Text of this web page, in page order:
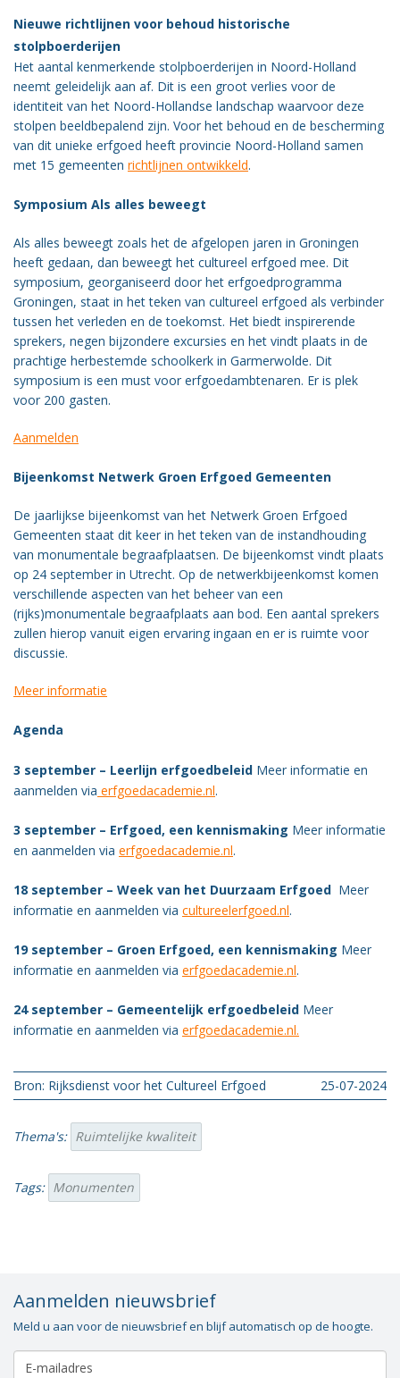
Nieuwe richtlijnen voor behoud historische
stolpboerderijen
Het aantal kenmerkende stolpboerderijen in Noord-Holland
neemt geleidelijk aan af. Dit is een groot verlies voor de
identiteit van het Noord-Hollandse landschap waarvoor deze
stolpen beeldbepalend zijn. Voor het behoud en de bescherming
van dit unieke erfgoed heeft provincie Noord-Holland samen
met 15 gemeenten richtlijnen ontwikkeld.
Symposium Als alles beweegt
Als alles beweegt zoals het de afgelopen jaren in Groningen
heeft gedaan, dan beweegt het cultureel erfgoed mee. Dit
symposium, georganiseerd door het erfgoedprogramma
Groningen, staat in het teken van cultureel erfgoed als verbinder
tussen het verleden en de toekomst. Het biedt inspirerende
sprekers, negen bijzondere excursies en het vindt plaats in de
prachtige herbestemde schoolkerk in Garmerwolde. Dit
symposium is een must voor erfgoedambtenaren. Er is plek
voor 200 gasten.
Aanmelden
Bijeenkomst Netwerk Groen Erfgoed Gemeenten
De jaarlijkse bijeenkomst van het Netwerk Groen Erfgoed
Gemeenten staat dit keer in het teken van de instandhouding
van monumentale begraafplaatsen. De bijeenkomst vindt plaats
op 24 september in Utrecht. Op de netwerkbijeenkomst komen
verschillende aspecten van het beheer van een
(rijks)monumentale begraafplaats aan bod. Een aantal sprekers
zullen hierop vanuit eigen ervaring ingaan en er is ruimte voor
discussie.
Meer informatie
Agenda
3 september – Leerlijn erfgoedbeleid Meer informatie en
aanmelden via erfgoedacademie.nl.
3 september – Erfgoed, een kennismaking Meer informatie
en aanmelden via erfgoedacademie.nl.
18 september – Week van het Duurzaam Erfgoed Meer
informatie en aanmelden via cultureelerfgoed.nl.
19 september – Groen Erfgoed, een kennismaking Meer
informatie en aanmelden via erfgoedacademie.nl.
24 september – Gemeentelijk erfgoedbeleid Meer
informatie en aanmelden via erfgoedacademie.nl.
Bron: Rijksdienst voor het Cultureel Erfgoed 25-07-2024
Thema's: Ruimtelijke kwaliteit
Tags: Monumenten
Aanmelden nieuwsbrief
Meld u aan voor de nieuwsbrief en blijf automatisch op de hoogte.